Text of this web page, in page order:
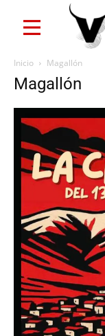
Inicio Magallón
Magallón